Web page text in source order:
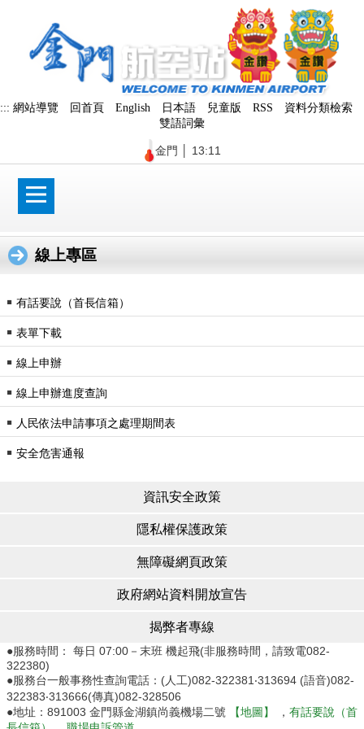
塊
::: 網站導覽 回首頁 English 日本語 兒童版 RSS
資料分類檢索
雙語詞彙
金門 13:11
線上專區
￭ 有話要說（首長信箱）
￭ 表單下載
￭ 線上申辦
￭ 線上申辦進度查詢
￭ 人民依法申請事項之處理期間表
￭ 安全危害通報
資訊安全政策
隱私權保護政策
無障礙網頁政策
政府網站資料開放宣告
揭弊者專線
●服務時間： 每日 07:00－末班 機起飛(非服務時間，請致電082-
322380)
●服務台一般事務性查詢電話：(人工)082-322381‧313694 (語音)082-
322383‧313666(傳真)082-328506
●地址：891003 金門縣金湖鎮尚義機場二號
【地圖】 ， 有話要說（首